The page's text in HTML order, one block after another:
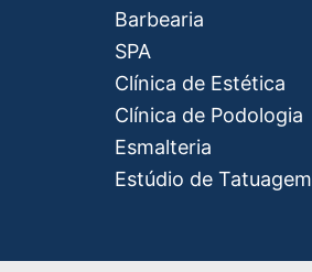
Barbearia
SPA
Clínica de Estética
Clínica de Podologia
Esmalteria
Estúdio de Tatuagem